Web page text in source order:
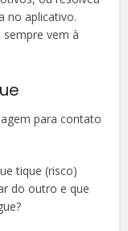
no aplicativo.
sempre vem à
para contato
tique (risco)
do outro e que